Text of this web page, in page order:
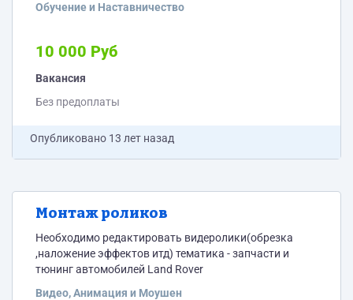
Обучение и Наставничество
10 000 Руб
Вакансия
Без предоплаты
Опубликовано 13 лет назад
Монтаж роликов
Необходимо редактировать видеролики(обрезка
,наложение эффектов итд) тематика - запчасти и
тюнинг автомобилей Land Rover
Видео, Анимация и Моушен